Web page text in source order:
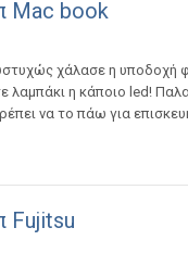
Mac book
χάλασε η υποδοχή
η κάποιο led!
να το πάω για
Fujitsu